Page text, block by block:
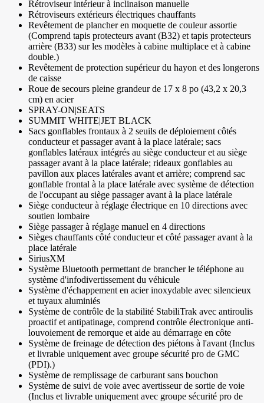
Rétroviseur intérieur à inclinaison manuelle
Rétroviseurs extérieurs électriques chauffants
Revêtement de plancher en moquette de couleur assortie
(Comprend tapis protecteurs avant (B32) et tapis protecteurs
arrière (B33) sur les modèles à cabine multiplace et à cabine
double.)
Revêtement de protection supérieur du hayon et des longerons
de caisse
Roue de secours pleine grandeur de 17 x 8 po (43,2 x 20,3
cm) en acier
SPRAY-ON|SEATS
SUMMIT WHITE|JET BLACK
Sacs gonflables frontaux à 2 seuils de déploiement côtés
conducteur et passager avant à la place latérale; sacs
gonflables latéraux intégrés au siège conducteur et au siège
passager avant à la place latérale; rideaux gonflables au
pavillon aux places latérales avant et arrière; comprend sac
gonflable frontal à la place latérale avec système de détection
de l'occupant au siège passager avant à la place latérale
Siège conducteur à réglage électrique en 10 directions avec
soutien lombaire
Siège passager à réglage manuel en 4 directions
Sièges chauffants côté conducteur et côté passager avant à la
place latérale
SiriusXM
Système Bluetooth permettant de brancher le téléphone au
système d'infodivertissement du véhicule
Système d'échappement en acier inoxydable avec silencieux
et tuyaux aluminiés
Système de contrôle de la stabilité StabiliTrak avec antiroulis
proactif et antipatinage, comprend contrôle électronique anti-
louvoiement de remorque et aide au démarrage en côte
Système de freinage de détection des piétons à l'avant (Inclus
et livrable uniquement avec groupe sécurité pro de GMC
(PDI).)
Système de remplissage de carburant sans bouchon
Système de suivi de voie avec avertisseur de sortie de voie
(Inclus et livrable uniquement avec groupe sécurité pro de